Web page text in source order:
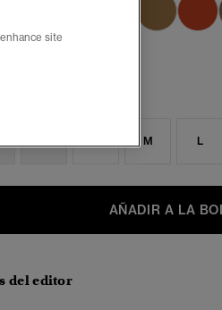
seleccionado
M L
AÑADIR A LA
del editor
site